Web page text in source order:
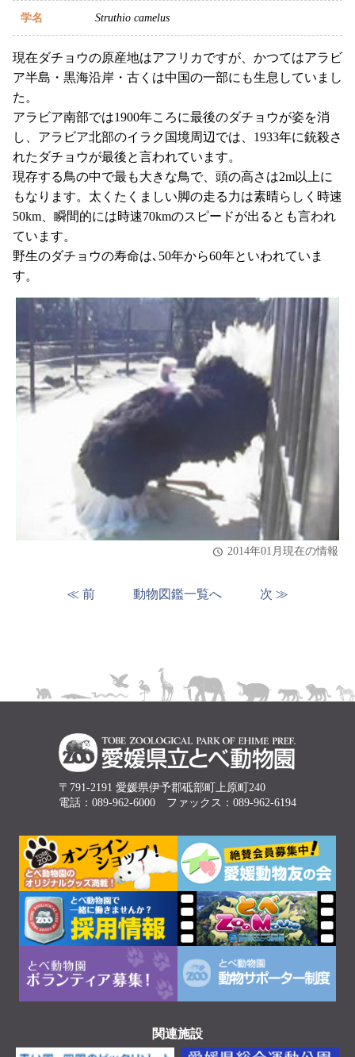
学名 Struthio camelus
現在ダチョウの原産地はアフリカですが、かつてはアラビ
ア半島・黒海沿岸・古くは中国の一部にも生息していまし
た。
アラビア南部では1900年ころに最後のダチョウが姿を消
し、アラビア北部のイラク国境周辺では、1933年に銃殺さ
れたダチョウが最後と言われています。
現存する鳥の中で最も大きな鳥で、頭の高さは2m以上に
もなります。太くたくましい脚の走る力は素晴らしく時速
50km、瞬間的には時速70kmのスピードが出るとも言われ
ています。
野生のダチョウの寿命は､50年から60年といわれていま
す。
2014年01月現在の情報
≪ 前 動物図鑑一覧へ 次 ≫
〒791-2191 愛媛県伊予郡砥部町上原町240
電話：089-962-6000 ファックス：089-962-6194
関連施設